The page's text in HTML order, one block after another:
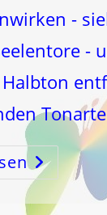
-
-
ZUSAMMEN
WIRKEN!